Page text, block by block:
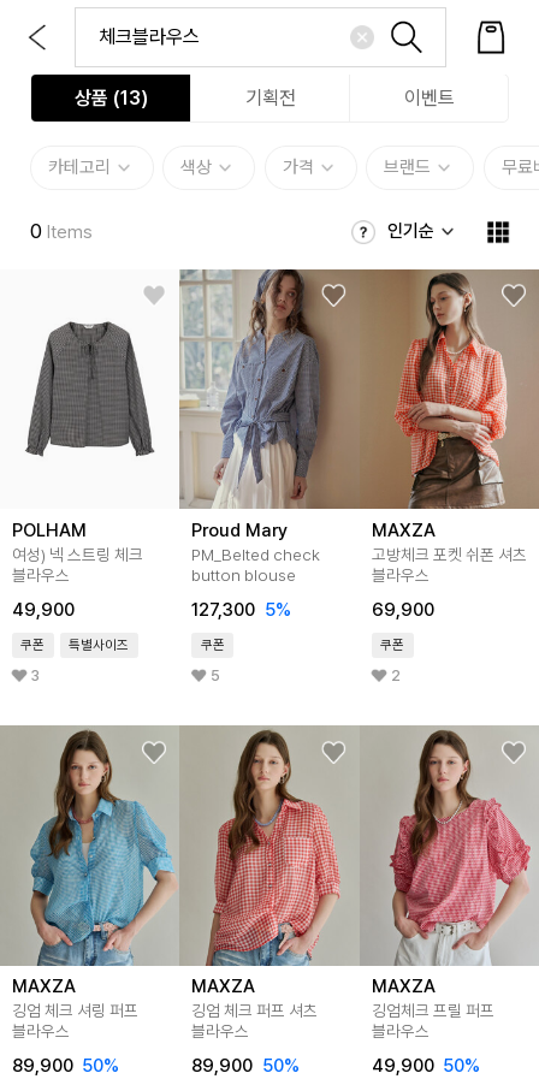
상품 (13) 기획전 이벤트
카테고리 색상 가격 브랜드 무료
0 Items 인기순
POLHAM
여성) 넥 스트링 체크
블라우스
49,900
쿠폰 특별사이즈
3
Proud Mary
PM_Belted check
button blouse
127,300 5%
쿠폰
5
MAXZA
고방체크 포켓 쉬폰 셔츠
블라우스
69,900
쿠폰
2
MAXZA
깅엄 체크 셔링 퍼프
블라우스
89,900 50%
MAXZA
깅엄 체크 퍼프 셔츠
블라우스
89,900 50%
MAXZA
깅엄체크 프릴 퍼프
블라우스
49,900 50%